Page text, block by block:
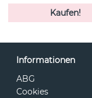
Kaufen!
Informationen
ABG
Cookies